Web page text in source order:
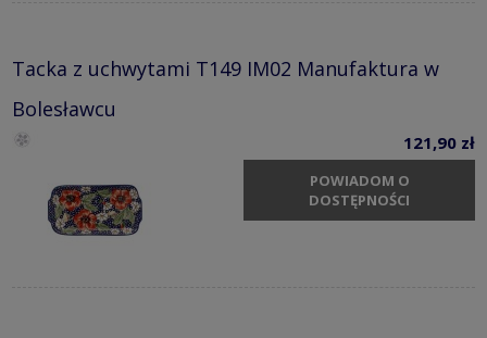
Tacka z uchwytami T149 IM02 Manufaktura w
Bolesławcu
121,90 zł
POWIADOM O
DOSTĘPNOŚCI